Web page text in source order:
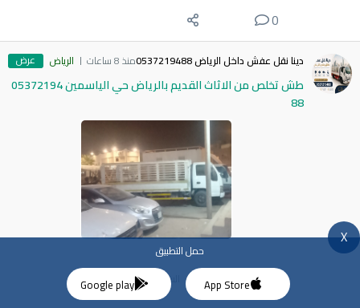
0
دينا نقل عفش داخل الرياض 0537219488 منذ 8 ساعات الرياض عرض
طش تخلص من الاثاث القديم بالرياض حي الياسمين 05372194
88
السعر 100
$
X
حمل التطبيق
App Store
Google play